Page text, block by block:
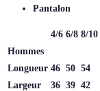
Pantalon
4/6 6/8 8/10
Hommes
Longueur 46 50 54
Largeur
36 39 42